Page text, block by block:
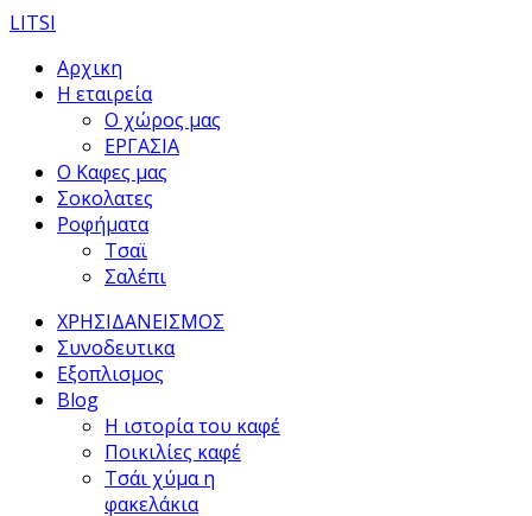
LITSI
Αρχικη
Η εταιρεία
Ο χώρος μας
ΕΡΓΑΣΙΑ
Ο Καφες μας
Σοκολατες
Ροφήματα
Τσαϊ
Σαλέπι
ΧΡΗΣΙΔΑΝΕΙΣΜΟΣ
Συνοδευτικα
Εξοπλισμος
Blog
Η ιστορία του καφέ
Ποικιλίες καφέ
Τσάι χύμα η
φακελάκια